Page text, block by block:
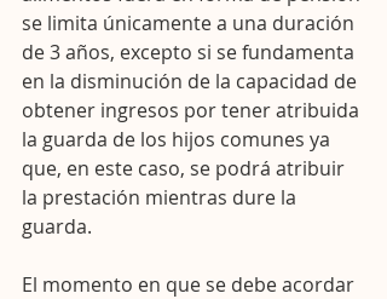
se limita únicamente a una duración
de 3 años, excepto si se fundamenta
en la disminución de la capacidad de
obtener ingresos por tener atribuida
la guarda de los hijos comunes ya
que, en este caso, se podrá atribuir
la prestación mientras dure la
guarda.
El momento en que se debe acordar